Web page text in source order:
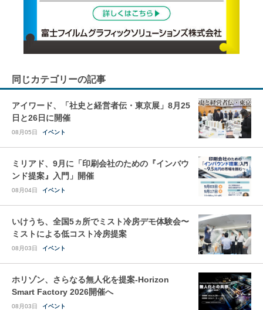
同じカテゴリーの記事
アイワード、「社史と経営者伝・東京展」8月25
日と26日に開催
08月05日 イベント
ミリアド、9月に「印刷会社のための『インバウ
ンド提案』入門」開催
08月04日 イベント
いけうち、全国5ヵ所でミスト冷房デモ体験会〜
ミストによる低コスト冷房提案
08月03日 イベント
ホリゾン、さらなる無人化を提案-Horizon
Smart Factory 2026開催へ
08月03日 イベント